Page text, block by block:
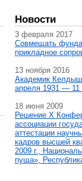
Новости
3 февраля 2017
Совмещать
прикладное
13 ноября 2016
Академик
апреля 1931 — 11
18 июня 2009
Решение X
ассоциации
аттестации
кадров высшей
2009 г.,
пуща»,